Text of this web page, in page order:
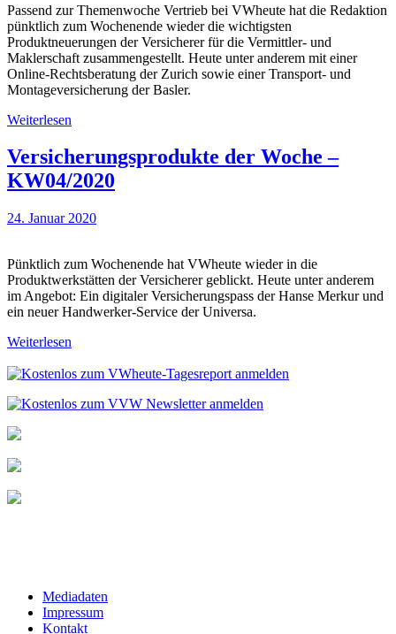
Passend zur Themenwoche Vertrieb bei VWheute hat die Redaktion
pünktlich zum Wochenende wieder die wichtigsten
Produktneuerungen der Versicherer für die Vermittler- und
Maklerschaft zusammengestellt. Heute unter anderem mit einer
Online-Rechtsberatung der Zurich sowie einer Transport- und
Montageversicherung der Basler.
Weiterlesen
Versicherungsprodukte der Woche –
KW04/2020
24. Januar 2020
Pünktlich zum Wochenende hat VWheute wieder in die
Produktwerkstätten der Versicherer geblickt. Heute unter anderem
im Angebot: Ein digitaler Versicherungspass der Hanse Merkur und
ein neuer Handwerker-Service der Universa.
Weiterlesen
Mediadaten
Impressum
Kontakt